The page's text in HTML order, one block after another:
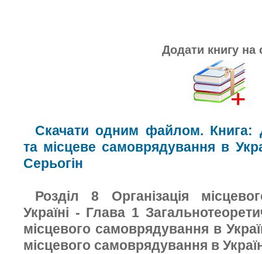
Додати книгу на
Скачати одним файлом. Книга:
та місцеве самоврядування в
Серьогін
Розділ 8 Організація
Україні - Глава 1
місцевого самоврядування в
місцевого самоврядування в